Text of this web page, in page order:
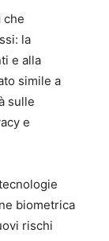
che
la
e alla
simile a
sulle
e
biometrica
rischi